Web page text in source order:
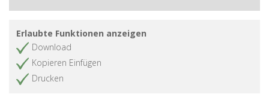
Erlaubte Funktionen anzeigen
Download
Kopieren Einfügen
Drucken